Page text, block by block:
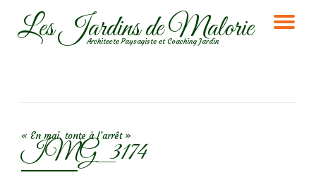
AllerLes Jardins de Malorie
Architecte Paysagiste et Coaching Jardin
« En mai, tonte à l’arrêt »
IMG_3174